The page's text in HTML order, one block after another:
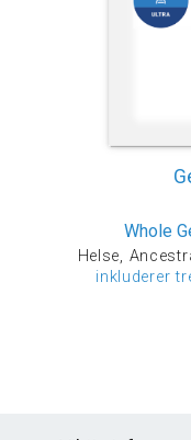
Whole
Helse,
inkluderer